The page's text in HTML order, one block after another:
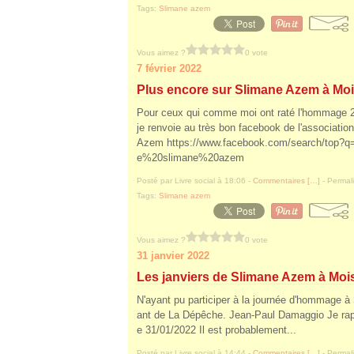
Tags: Slimane azem
Vous aimez ? 0 vote
7 février 2022
Plus encore sur Slimane Azem à
Pour ceux qui comme moi ont raté l'hommage
je renvoie au très bon facebook de
Azem https://www.facebook.com/search/
e%20slimane%20azem
Posté par Livre social à 18:06 - Commentaires [ ] -
Tags: Slimane azem
Vous aimez ? 0 vote
31 janvier 2022
Les janviers de Slimane Azem à
N'ayant pu participer à la journée d'hommage
ant de La Dépêche. Jean-Paul Damaggio Je
e 31/01/2022 Il est probablement...